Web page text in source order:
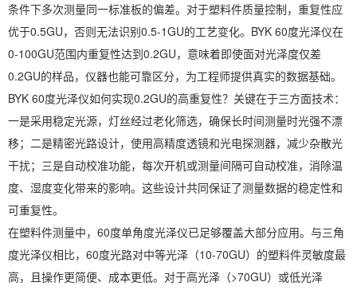
条件下多次测量同一标准板的偏差。对于塑料件质量控制，重复性应
优于0.5GU，否则无法识别0.5-1GU的工艺变化。BYK 60度光泽仪在
0-100GU范围内重复性达到0.2GU，意味着即使面对光泽度仅差
0.2GU的样品，仪器也能可靠区分，为工程师提供真实的数据基础。
BYK 60度光泽仪如何实现0.2GU的高重复性？关键在于三方面技术：
一是采用稳定光源，灯丝经过老化筛选，确保长时间测量时光强不漂
移；二是精密光路设计，使用高精度透镜和光电探测器，减少杂散光
干扰；三是自动校准功能，每次开机或测量间隔可自动校准，消除温
度、湿度变化带来的影响。这些设计共同保证了测量数据的稳定性和
可重复性。
在塑料件测量中，60度单角度光泽仪已足够覆盖大部分应用。与三角
度光泽仪相比，60度光路对中等光泽（10-70GU）的塑料件灵敏度最
高，且操作更简便、成本更低。对于高光泽（>70GU）或低光泽